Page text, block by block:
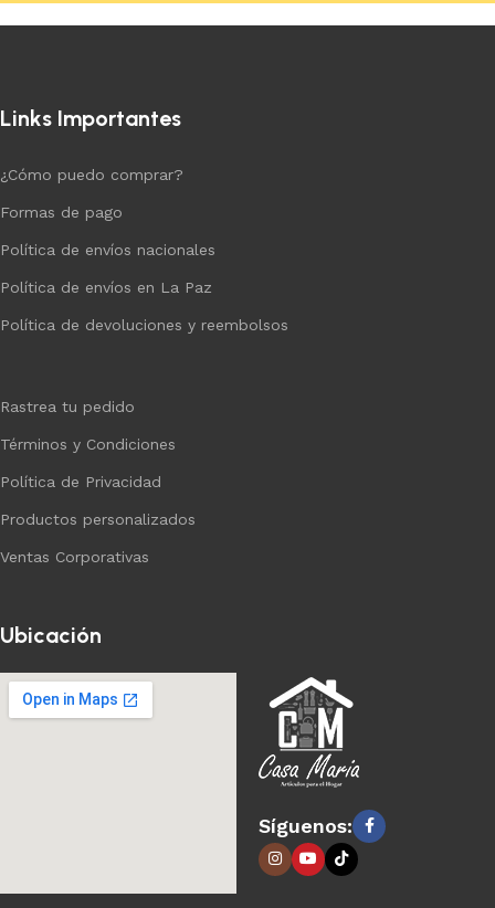
Links Importantes
¿Cómo puedo comprar?
Formas de pago
Política de envíos nacionales
Política de envíos en La Paz
Política de devoluciones y reembolsos
Rastrea tu pedido
Términos y Condiciones
Política de Privacidad
Productos personalizados
Ventas Corporativas
Ubicación
Síguenos: